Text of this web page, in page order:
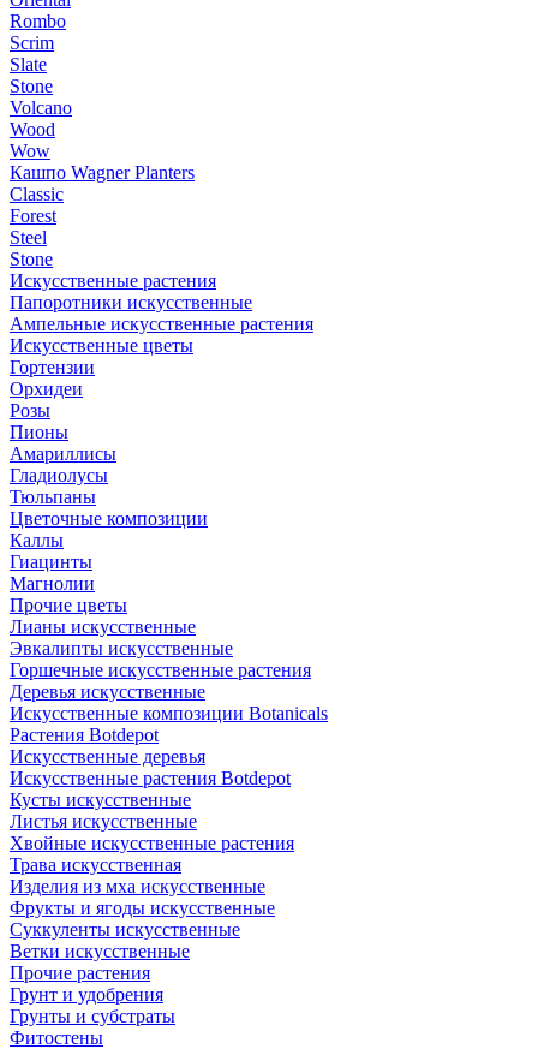
Rombo
Scrim
Slate
Stone
Volcano
Wood
Wow
Кашпо Wagner Planters
Classic
Forest
Steel
Stone
Искусственные растения
Папоротники искусственные
Ампельные искусственные растения
Искусственные цветы
Гортензии
Орхидеи
Розы
Пионы
Амариллисы
Гладиолусы
Тюльпаны
Цветочные композиции
Каллы
Гиацинты
Магнолии
Прочие цветы
Лианы искусственные
Эвкалипты искусственные
Горшечные искусственные растения
Деревья искусственные
Искусственные композиции Botanicals
Растения Botdepot
Искусственные деревья
Искусственные растения Botdepot
Кусты искусственные
Листья искусственные
Хвойные искусственные растения
Трава искусственная
Изделия из мха искусственные
Фрукты и ягоды искусственные
Суккуленты искусственные
Ветки искусственные
Прочие растения
Грунт и удобрения
Грунты и субстраты
Фитостены